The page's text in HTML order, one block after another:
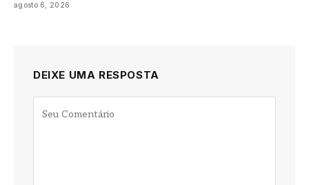
agosto 6, 2026
DEIXE UMA RESPOSTA